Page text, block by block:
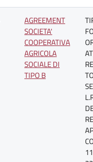
AGREEMENT
SOCIETA'
COOPERATIVA
AGRICOLA
SOCIALE DI
TIPO B